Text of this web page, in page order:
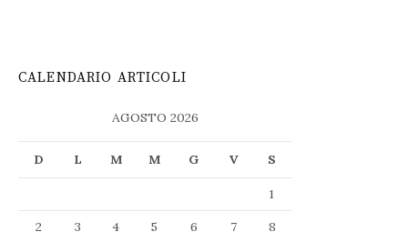
CALENDARIO ARTICOLI
AGOSTO 2026
D L M M G V S
1
2
3 4 5 6 7
8